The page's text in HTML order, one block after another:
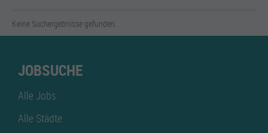
Keine Suchergebnisse gefunden.
JOBSUCHE
Alle Jobs
Alle Städte